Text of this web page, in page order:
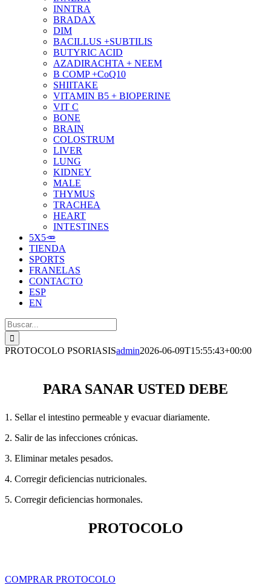
INNTRA
BRADAX
DIM
BACILLUS +SUBTILIS
BUTYRIC ACID
AZADIRACHTA + NEEM
B COMP +CoQ10
SHIITAKE
VITAMIN B5 + BIOPERINE
VIT C
BONE
BRAIN
COLOSTRUM
LIVER
LUNG
KIDNEY
MALE
THYMUS
TRACHEA
HEART
INTESTINES
5X5🥕
TIENDA
SPORTS
FRANELAS
CONTACTO
ESP
EN
Buscar:
PROTOCOLO PSORIASISadmin2026-06-09T15:55:43+00:00
PARA SANAR USTED DEBE
1. Sellar el intestino permeable y evacuar diariamente.
2. Salir de las infecciones crónicas.
3. Eliminar metales pesados.
4. Corregir deficiencias nutricionales.
5. Corregir deficiencias hormonales.
PROTOCOLO
COMPRAR PROTOCOLO